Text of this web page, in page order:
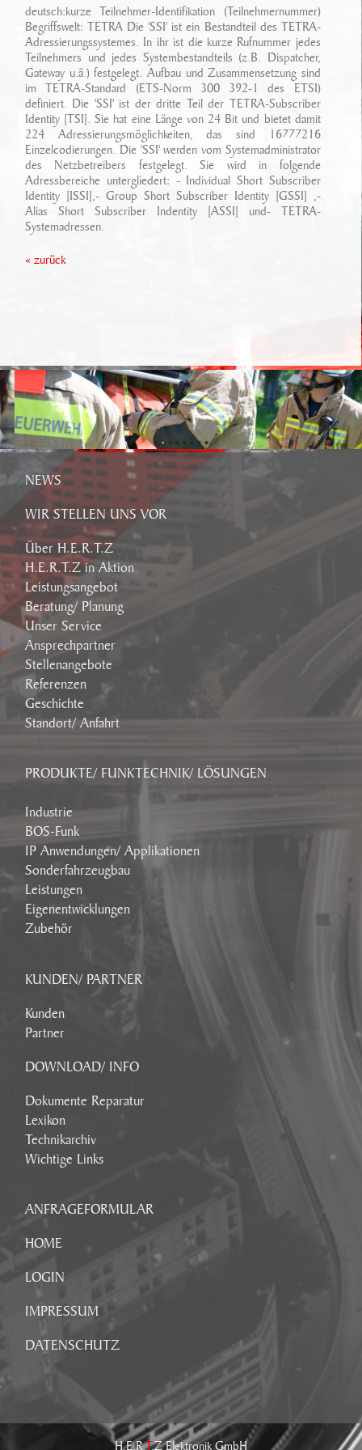
Ansprechpartner
Stellenangebote
Referenzen
Geschichte
Standort/ Anfahrt
Sonderfahrzeugbau
Leistungen
Eigenentwicklungen
Zubehör
Technikarchiv
Wichtige Links
deutsch:kurze Teilnehmer-Identifikation (Teilnehmernummer)
Begriffswelt: TETRA Die 'SSI' ist ein Bestandteil des TETRA-
Adressierungssystemes. In ihr ist die kurze Rufnummer jedes
Teilnehmers und jedes Systembestandteils (z.B. Dispatcher,
Gateway u.ä.) festgelegt. Aufbau und Zusammensetzung sind
im TETRA-Standard (ETS-Norm 300 392-1 des ETSI)
definiert. Die 'SSI' ist der dritte Teil der TETRA-Subscriber
Identity [TSI]. Sie hat eine Länge von 24 Bit und bietet damit
224 Adressierungsmöglichkeiten, das sind 16777216
Einzelcodierungen. Die 'SSI' werden vom Systemadministrator
des Netzbetreibers festgelegt. Sie wird in folgende
Adressbereiche untergliedert: - Individual Short Subscriber
Identity [ISSI],- Group Short Subscriber Identity [GSSI] ,-
Alias Short Subscriber Indentity [ASSI] und- TETRA-
Systemadressen.
« zurück
NEWS
WIR STELLEN UNS VOR
Über H.E.R.T.Z
H.E.R.T.Z in Aktion
Leistungsangebot
Beratung/ Planung
Unser Service
Ansprechpartner
Stellenangebote
Referenzen
Geschichte
Standort/ Anfahrt
PRODUKTE/ FUNKTECHNIK/ LÖSUNGEN
Industrie
BOS-Funk
IP Anwendungen/ Applikationen
Sonderfahrzeugbau
Leistungen
Eigenentwicklungen
Zubehör
KUNDEN/ PARTNER
Kunden
Partner
DOWNLOAD/ INFO
Dokumente Reparatur
Lexikon
Technikarchiv
Wichtige Links
ANFRAGEFORMULAR
HOME
LOGIN
IMPRESSUM
DATENSCHUTZ
H.E.R.T.Z Elektronik GmbH